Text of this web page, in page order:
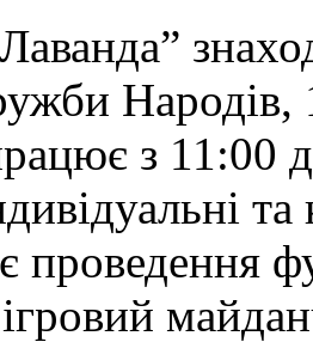
з 11:00
проведення